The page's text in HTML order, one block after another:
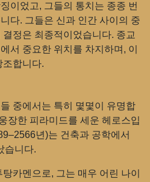
이었고, 그들의 통치는 종종 번
다. 그들은 신과 인간 사이의 중
정은 최종적이었습니다. 종교
서 중요한 위치를 차지하며, 이
조합니다.
중에서는 특히 몇몇이 유명합
장한 피라미드를 세운 헤로스입
년)는 건축과 공학에서
습니다.
카멘으로, 그는 매우 어린 나이